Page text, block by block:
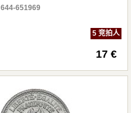
644-651969
5 竞拍人
17 €